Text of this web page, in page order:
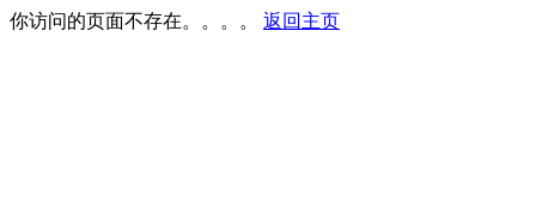
你访问的页面不存在。。。。 返回主页